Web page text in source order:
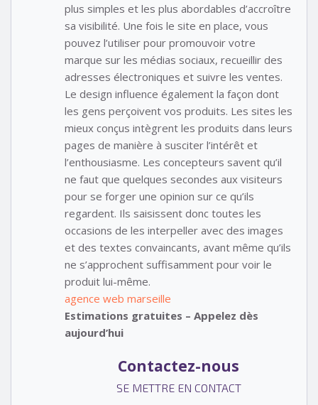
plus simples et les plus abordables d’accroître
sa visibilité. Une fois le site en place, vous
pouvez l’utiliser pour promouvoir votre
marque sur les médias sociaux, recueillir des
adresses électroniques et suivre les ventes.
Le design influence également la façon dont
les gens perçoivent vos produits. Les sites les
mieux conçus intègrent les produits dans leurs
pages de manière à susciter l’intérêt et
l’enthousiasme. Les concepteurs savent qu’il
ne faut que quelques secondes aux visiteurs
pour se forger une opinion sur ce qu’ils
regardent. Ils saisissent donc toutes les
occasions de les interpeller avec des images
et des textes convaincants, avant même qu’ils
ne s’approchent suffisamment pour voir le
produit lui-même.
agence web marseille
Estimations gratuites – Appelez dès
aujourd’hui
Contactez-nous
SE METTRE EN CONTACT